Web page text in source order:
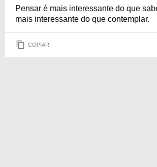
Pensar é mais interessante do que
mais interessante do que contemplar.
COPIAR